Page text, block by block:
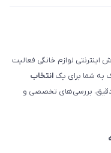
اینترنتی لوازم خانگی فعالیت
به شما برای یک انتخاب
دقیق، بررسی‌های تخصصی و